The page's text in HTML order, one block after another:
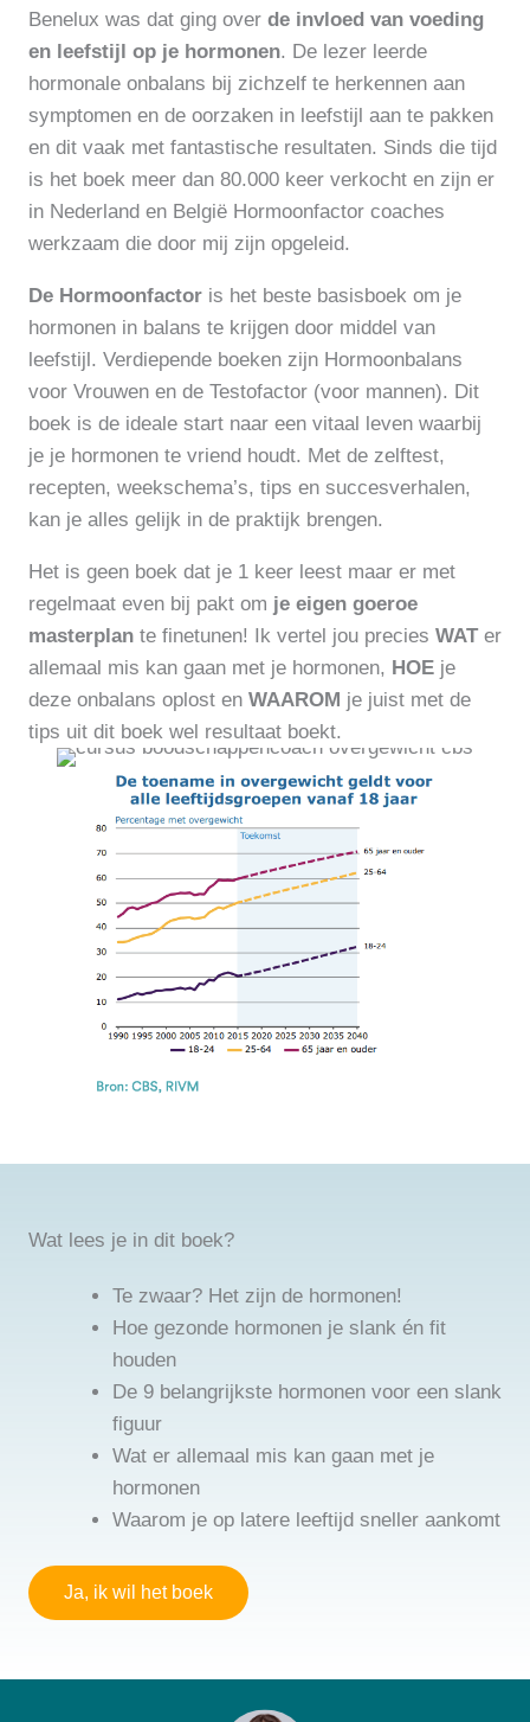
Benelux was dat ging over de invloed van voeding
en leefstijl op je hormonen. De lezer leerde
hormonale onbalans bij zichzelf te herkennen aan
symptomen en de oorzaken in leefstijl aan te pakken
en dit vaak met fantastische resultaten. Sinds die tijd
is het boek meer dan 80.000 keer verkocht en zijn er
in Nederland en België Hormoonfactor coaches
werkzaam die door mij zijn opgeleid.
De Hormoonfactor is het beste basisboek om je
hormonen in balans te krijgen door middel van
leefstijl. Verdiepende boeken zijn Hormoonbalans
voor Vrouwen en de Testofactor (voor mannen). Dit
boek is de ideale start naar een vitaal leven waarbij
je je hormonen te vriend houdt. Met de zelftest,
recepten, weekschema’s, tips en succesverhalen,
kan je alles gelijk in de praktijk brengen.
Het is geen boek dat je 1 keer leest maar er met
regelmaat even bij pakt om je eigen goeroe
masterplan te finetunen! Ik vertel jou precies WATer
allemaal mis kan gaan met je hormonen, HOE je
deze onbalans oplost en WAAROM je juist met de
tips uit dit boek wel resultaat boekt.
Wat lees je in dit boek?
Te zwaar? Het zijn de hormonen!
Hoe gezonde hormonen je slank én fit
houden
De 9 belangrijkste hormonen voor een slank
figuur
Wat er allemaal mis kan gaan met je
hormonen
Waarom je op latere leeftijd sneller aankomt
Ja, ik wil het boek